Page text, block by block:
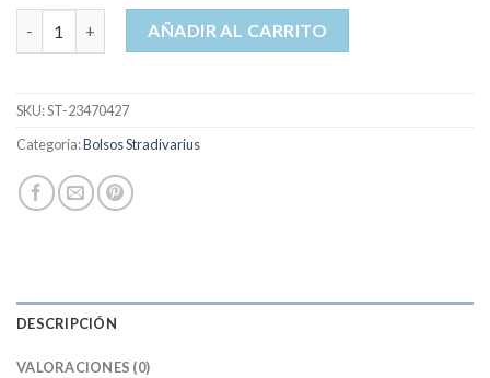
bolsos stradivarius cantidadAÑADIR AL CARRITO
SKU:ST-23470427
Categoría:Bolsos Stradivarius
DESCRIPCIÓN
VALORACIONES (0)